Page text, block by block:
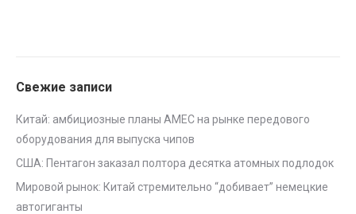
Свежие записи
Китай: амбициозные планы AMEC на рынке передового
оборудования для выпуска чипов
США: Пентагон заказал полтора десятка атомных подлодок
Мировой рынок: Китай стремительно “добивает” немецкие
автогиганты